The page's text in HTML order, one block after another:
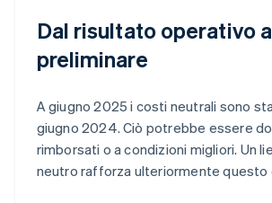
Dal risultato operativo
preliminare
A giugno 2025 i costi neutrali sono
giugno 2024. Ciò potrebbe essere
rimborsati o a condizioni migliori. Un
neutro rafforza ulteriormente